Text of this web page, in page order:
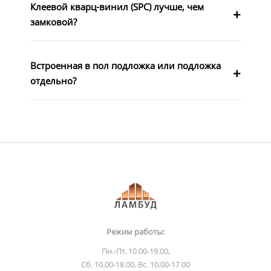
Клеевой кварц-винил (SPC) лучше, чем
замковой?
Встроенная в пол подложка или подложка
отдельно?
Режим работы:
Пн.-Пт. 10.00-19.00,
Сб. 10.00-18.00, Вс. 10.00-17.00